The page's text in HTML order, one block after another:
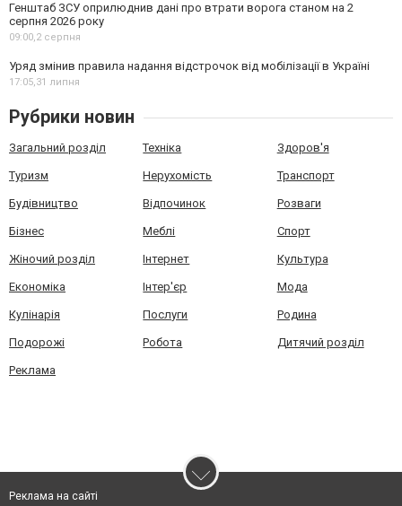
Генштаб ЗСУ оприлюднив дані про втрати ворога станом на 2
серпня 2026 року
09:00,2 серпня
Уряд змінив правила надання відстрочок від мобілізації в Україні
17:05,31 липня
Рубрики новин
Загальний розділ Техніка Здоров'я
Туризм Нерухомість Транспорт
Будівництво Відпочинок Розваги
Бізнес Меблі Спорт
Жіночий розділ Інтернет Культура
Економіка Інтер'єр Мода
Кулінарія Послуги Родина
Подорожі Робота Дитячий розділ
Реклама
Реклама на сайті